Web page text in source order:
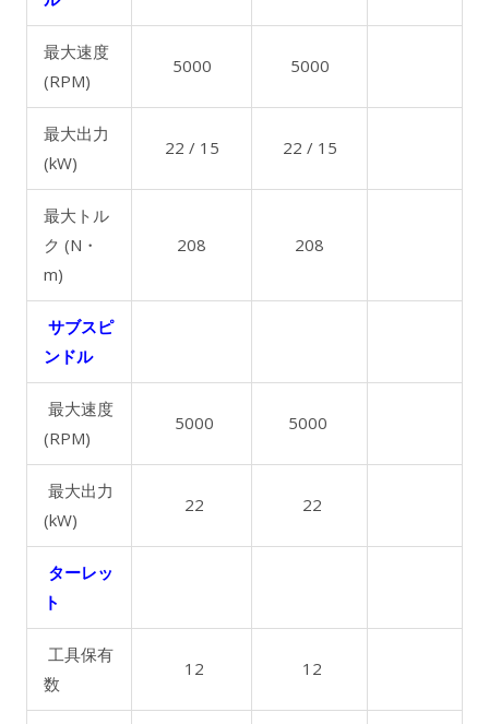
最大速度
(RPM)
5000 5000
最大出力
(kW)
22 / 15 22 / 15
最大トル
ク (N・
m)
208 208
サブスピ
ンドル
最大速度
(RPM)
5000 5000
最大出力
(kW)
22 22
ターレッ
ト
工具保有
数
12 12